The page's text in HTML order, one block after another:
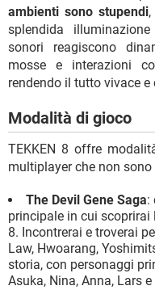
ambienti sono stupendi
splendida
sonori reagiscono
mosse e interazioni
rendendo il tutto vivace e
Modalità di gioco
TEKKEN 8 offre
multiplayer che non
The Devil Gene Saga:
principale in cui scoprirai
8. Incontrerai e troverai
Law, Hwoarang,
storia, con personaggi
Asuka, Nina, Anna, Lars e